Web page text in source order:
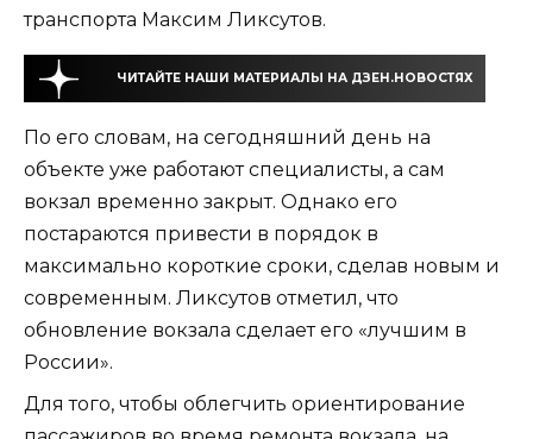
транспорта Максим Ликсутов.
ЧИТАЙТЕ НАШИ МАТЕРИАЛЫ НА ДЗЕН.НОВОСТЯХ
По его словам, на сегодняшний день на
объекте уже работают специалисты, а сам
вокзал временно закрыт. Однако его
постараются привести в порядок в
максимально короткие сроки, сделав новым и
современным. Ликсутов отметил, что
обновление вокзала сделает его «лучшим в
России».
Для того, чтобы облегчить ориентирование